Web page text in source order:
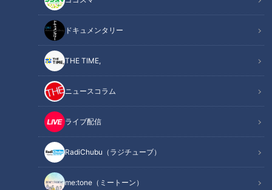
ドキュメンタリー
THE TIME,
ニュースコラム
ライブ配信
RadiChubu（ラジチューブ）
me:tone（ミートーン）
関連リンク
オ唖然【8分50秒】
＜番組のルール＞
・男女６人が、それぞれと２ショットでの１泊２日ロケを全員
・ロケの企画内容はそれぞれ異なる。
・毎回ロケの最後に、交際に向けて連絡先を交換したい気持ち